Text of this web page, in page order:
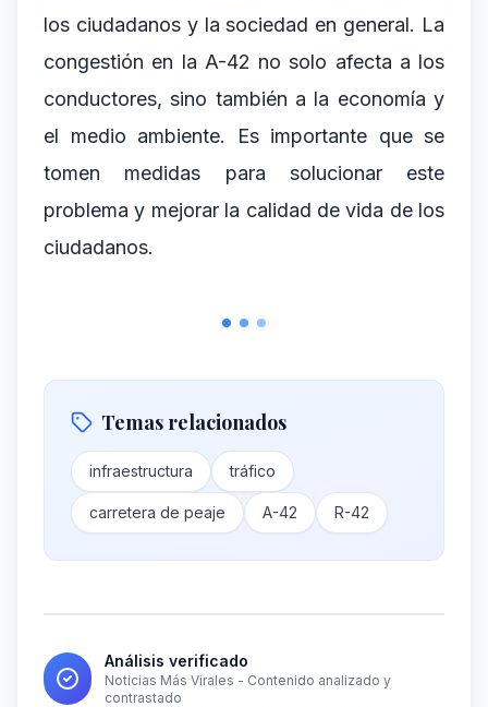
los ciudadanos y la sociedad en general. La
congestión en la A-42 no solo afecta a los
conductores, sino también a la economía y
el medio ambiente. Es importante que se
tomen medidas para solucionar este
problema y mejorar la calidad de vida de los
ciudadanos.
Temas relacionados
infraestructura tráfico
carretera de peaje A-42 R-42
Análisis verificado
Noticias Más Virales - Contenido analizado y
contrastado